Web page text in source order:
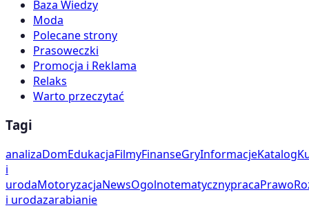
Baza Wiedzy
Moda
Polecane strony
Prasoweczki
Promocja i Reklama
Relaks
Warto przeczytać
Tagi
analizaDomEdukacjaFilmyFinanseGryInformacjeKatalog
i
urodaMotoryzacjaNewsOgolnotematycznypracaPrawo
i urodazarabianie